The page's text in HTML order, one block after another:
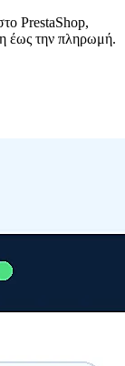
PrestaShop,
έως την πληρωμή.